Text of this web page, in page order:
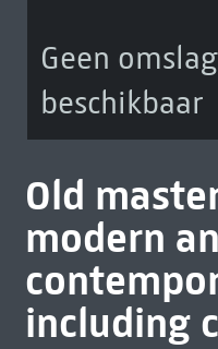
Geen
beschikbaar
Old
modern
including